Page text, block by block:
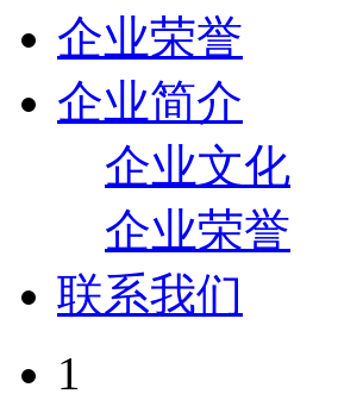
企业荣誉
企业简介
企业文化
企业荣誉
联系我们
1